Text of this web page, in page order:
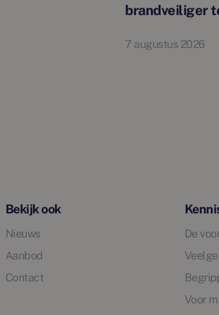
brandveiliger
7 augustus 2026
Bekijk ook
Nieuws
Aanbod
Contact
De
Voor